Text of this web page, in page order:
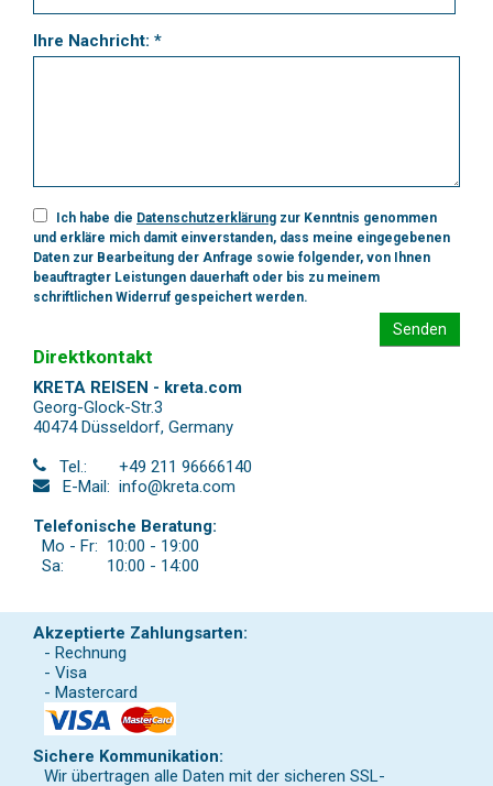
Ihre Nachricht: *
Ich habe die Datenschutzerklärung zur Kenntnis genommen
und erkläre mich damit einverstanden, dass meine eingegebenen
Daten zur Bearbeitung der Anfrage sowie folgender, von Ihnen
beauftragter Leistungen dauerhaft oder bis zu meinem
schriftlichen Widerruf gespeichert werden.
Senden
Direktkontakt
KRETA REISEN - kreta.com
Georg-Glock-Str.3
40474 Düsseldorf, Germany
Tel.:
+49 211 96666140
E-Mail: info@kreta.com
Telefonische Beratung:
Mo - Fr: 10:00 - 19:00
Sa:
10:00 - 14:00
Akzeptierte Zahlungsarten:
- Rechnung
- Visa
- Mastercard
Sichere Kommunikation:
Wir übertragen alle Daten mit der sicheren SSL-